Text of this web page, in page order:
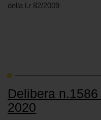
della l.r 82/2009
Delibera
2020